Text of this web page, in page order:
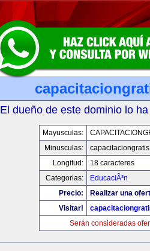
El dueño de este dominio lo
Mayusculas:
Minusculas:
Longitud:
18 caracteres
Categorias:
EducaciÃ³n
Precio:
Realizar una
Visitar!
Serán consideradas